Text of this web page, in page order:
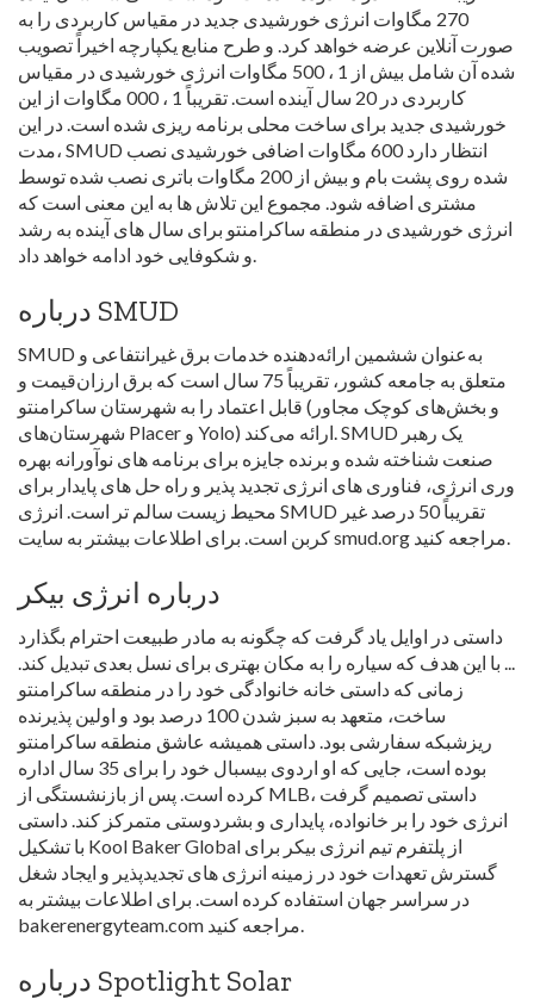
270 مگاوات انرژی خورشیدی جدید در مقیاس کاربردی را به
صورت آنلاین عرضه خواهد کرد. و طرح منابع یکپارچه اخیراً تصویب
شده آن شامل بیش از 1 ، 500 مگاوات انرژی خورشیدی در مقیاس
کاربردی در 20 سال آینده است. تقریباً 1 ، 000 مگاوات از این
خورشیدی جدید برای ساخت محلی برنامه ریزی شده است. در این
مدت، SMUD انتظار دارد 600 مگاوات اضافی خورشیدی نصب
شده روی پشت بام و بیش از 200 مگاوات باتری نصب شده توسط
مشتری اضافه شود. مجموع این تلاش ها به این معنی است که
انرژی خورشیدی در منطقه ساکرامنتو برای سال های آینده به رشد
و شکوفایی خود ادامه خواهد داد.
درباره SMUD
SMUD به‌عنوان ششمین ارائه‌دهنده خدمات برق غیرانتفاعی و
متعلق به جامعه کشور، تقریباً 75 سال است که برق ارزان‌قیمت و
قابل اعتماد را به شهرستان ساکرامنتو (و بخش‌های کوچک مجاور
شهرستان‌های Placer و Yolo) ارائه می‌کند. SMUD یک رهبر
صنعت شناخته شده و برنده جایزه برای برنامه های نوآورانه بهره
وری انرژی، فناوری های انرژی تجدید پذیر و راه حل های پایدار برای
محیط زیست سالم تر است. انرژی SMUD تقریباً 50 درصد غیر
کربن است. برای اطلاعات بیشتر به سایت smud.org مراجعه کنید.
درباره انرژی بیکر
داستی در اوایل یاد گرفت که چگونه به مادر طبیعت احترام بگذارد
... با این هدف که سیاره را به مکان بهتری برای نسل بعدی تبدیل کند.
زمانی که داستی خانه خانوادگی خود را در منطقه ساکرامنتو
ساخت، متعهد به سبز شدن 100 درصد بود و اولین پذیرنده
ریزشبکه سفارشی بود. داستی همیشه عاشق منطقه ساکرامنتو
بوده است، جایی که او اردوی بیسبال خود را برای 35 سال اداره
کرده است. پس از بازنشستگی از MLB، داستی تصمیم گرفت
انرژی خود را بر خانواده، پایداری و بشردوستی متمرکز کند. داستی
با تشکیل Kool Baker Global از پلتفرم تیم انرژی بیکر برای
گسترش تعهدات خود در زمینه انرژی های تجدیدپذیر و ایجاد شغل
در سراسر جهان استفاده کرده است. برای اطلاعات بیشتر به
bakerenergyteam.com مراجعه کنید.
درباره Spotlight Solar